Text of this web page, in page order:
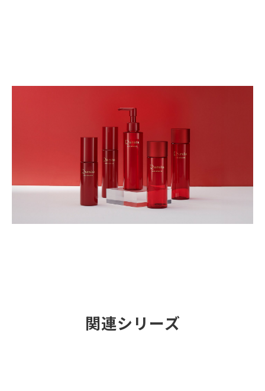
関連シリーズ